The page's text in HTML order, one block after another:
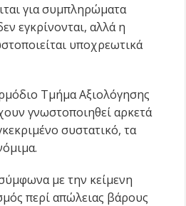
για συμπληρώματα
εγκρίνονται, αλλά η
υποχρεωτικά
Τμήμα Αξιολόγησης
γνωστοποιηθεί αρκετά
συστατικό, τα
με την κείμενη
περί απώλειας βάρους